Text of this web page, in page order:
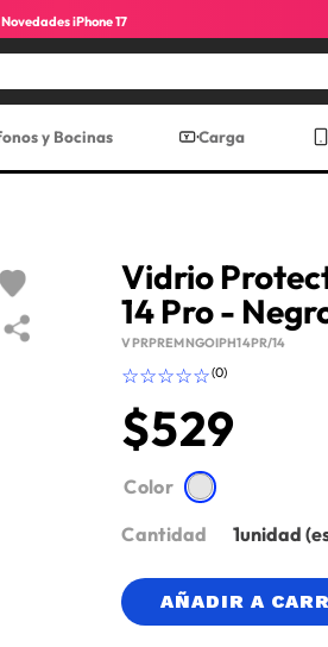
Novedades iPhone 17
y Bocinas Carga
Vidrio
14 Pro -
VPRPREMNGOIPH14PR/14
☆☆☆☆☆(0)
$529
Color
Cantidad
1
AÑADIR A